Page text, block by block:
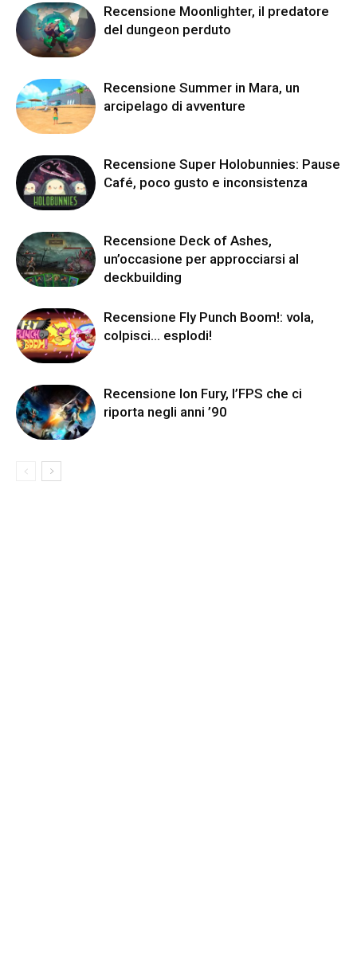
Recensione Moonlighter, il predatore
del dungeon perduto
Recensione Summer in Mara, un
arcipelago di avventure
Recensione Super Holobunnies: Pause
Café, poco gusto e inconsistenza
Recensione Deck of Ashes,
un’occasione per approcciarsi al
deckbuilding
Recensione Fly Punch Boom!: vola,
colpisci… esplodi!
Recensione Ion Fury, l’FPS che ci
riporta negli anni ’90